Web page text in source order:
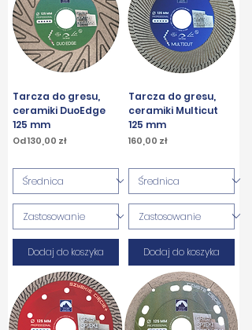
Tarcza do gresu,
ceramiki DuoEdge
125 mm
Od130,00 zł
Cena rabatowa
Dodaj do koszyka
Tarcza do gresu,
ceramiki Multicut
125 mm
Cena
160,00 zł
Dodaj do koszyka